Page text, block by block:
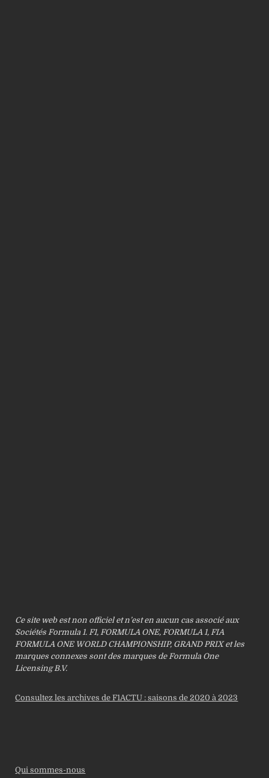
Ce site web est non officiel et n’est en aucun cas associé aux
Sociétés Formula 1. F1, FORMULA ONE, FORMULA 1, FIA
FORMULA ONE WORLD CHAMPIONSHIP, GRAND PRIX et les
marques connexes sont des marques de Formula One
Licensing B.V.
Consultez les archives de F1ACTU : saisons de 2020 à 2023
Qui sommes-nous